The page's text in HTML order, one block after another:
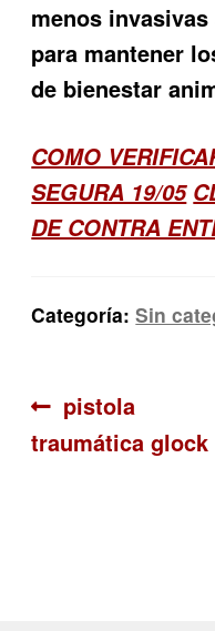
menos
para mantener
de bienestar
COMO
SEGURA 19/05
DE CONTRA
Categoría:Sin
de
Anterior:
pistola
traumática glock